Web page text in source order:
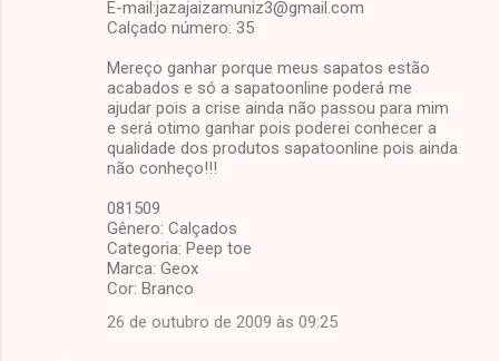
E-mail:jazajaizamuniz3@gmail.com
Calçado número: 35
Mereço ganhar porque meus sapatos estão
acabados e só a sapatoonline poderá me
ajudar pois a crise ainda não passou para mim
e será otimo ganhar pois poderei conhecer a
qualidade dos produtos sapatoonline pois ainda
não conheço!!!
081509
Gênero: Calçados
Categoria: Peep toe
Marca: Geox
Cor: Branco
26 de outubro de 2009 às 09:25